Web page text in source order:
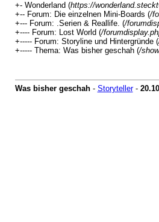
+- Wonderland (https://
+-- Forum: Die einzelnen Mini-Boards (/
+--- Forum: .Serien & Reallife. (/
+---- Forum: Lost World (/
+----- Forum: Storyline und Hintergründe (
+----- Thema: Was bisher geschah (/
Was bisher geschah- Storyteller-